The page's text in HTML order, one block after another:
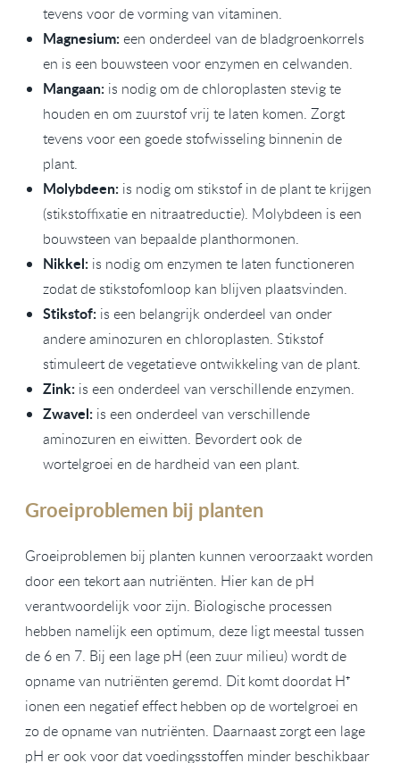
tevens voor de vorming van vitaminen.
Magnesium:een onderdeel van de bladgroenkorrels
en is een bouwsteen voor enzymen en celwanden.
Mangaan: is nodig om de chloroplasten stevig te
houden en om zuurstof vrij te laten komen. Zorgt
tevens voor een goede stofwisseling binnenin de
plant.
Molybdeen: is nodig om stikstof in de plant te krijgen
(stikstoffixatie en nitraatreductie). Molybdeen is een
bouwsteen van bepaalde planthormonen.
Nikkel: is nodig om enzymen te laten functioneren
zodat de stikstofomloop kan blijven plaatsvinden.
Stikstof: is een belangrijk onderdeel van onder
andere aminozuren en chloroplasten. Stikstof
stimuleert de vegetatieve ontwikkeling van de plant.
Zink: is een onderdeel van verschillende enzymen.
Zwavel: is een onderdeel van verschillende
aminozuren en eiwitten. Bevordert ook de
wortelgroei en de hardheid van een plant.
Groeiproblemen bij planten
Groeiproblemen bij planten kunnen veroorzaakt worden
door een tekort aan nutriënten. Hier kan de pH
verantwoordelijk voor zijn. Biologische processen
hebben namelijk een optimum, deze ligt meestal tussen
de 6 en 7. Bij een lage pH (een zuur milieu) wordt de
opname van nutriënten geremd. Dit komt doordat H⁺
ionen een negatief effect hebben op de wortelgroei en
zo de opname van nutriënten. Daarnaast zorgt een lage
pH er ook voor dat voedingsstoffen minder beschikbaar